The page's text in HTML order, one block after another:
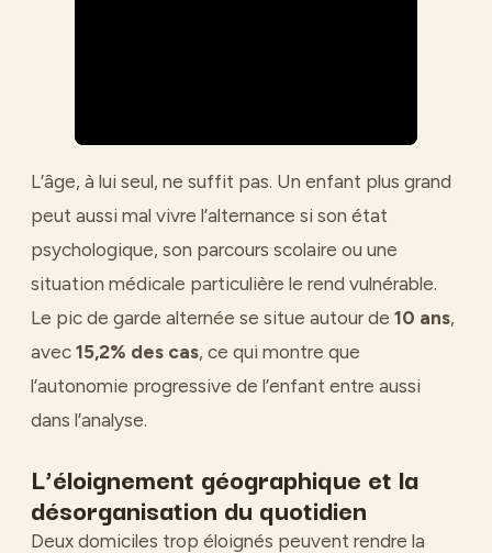
L’âge, à lui seul, ne suffit pas. Un enfant plus grand
peut aussi mal vivre l’alternance si son état
psychologique, son parcours scolaire ou une
situation médicale particulière le rend vulnérable.
Le pic de garde alternée se situe autour de 10 ans,
avec 15,2% des cas, ce qui montre que
l’autonomie progressive de l’enfant entre aussi
dans l’analyse.
L’éloignement géographique et la
désorganisation du quotidien
Deux domiciles trop éloignés peuvent rendre la